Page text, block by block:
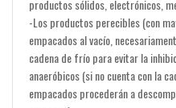
productos sólidos, electrónicos,
-Los productos perecibles (con
empacados al vacío,
cadena de frío para evitar la
anaeróbicos (si no cuenta con la
empacados procederán a